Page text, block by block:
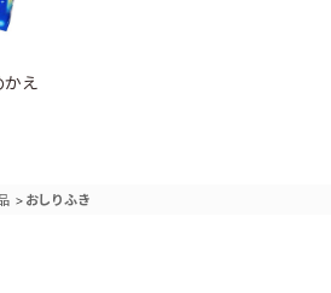
え
> おしりふき